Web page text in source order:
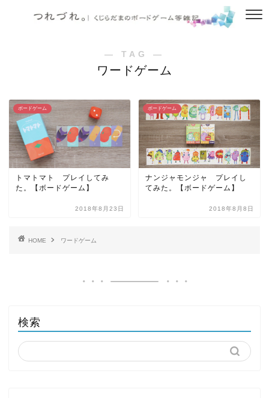
― TAG ―
ワードゲーム
ボードゲーム
トマトマト プレイしてみ
た。【ボードゲーム】
2018年8月23日
ボードゲーム
ナンジャモンジャ プレイし
てみた。【ボードゲーム】
2018年8月8日
HOME ワードゲーム
検索